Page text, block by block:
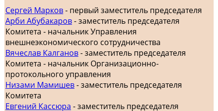
Сергей Марков- первый заместитель председателя
Арби Абубакаров- заместитель председателя
Комитета - начальник Управления
внешнеэкономического сотрудничества
Вячеслав Калганов- заместитель председателя
Комитета - начальник Организационно-
протокольного управления
Низами Мамишев- заместитель председателя
Комитета
Евгений Кассюра - заместитель председателя